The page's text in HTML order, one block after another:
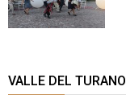
VALLE DEL TURANO